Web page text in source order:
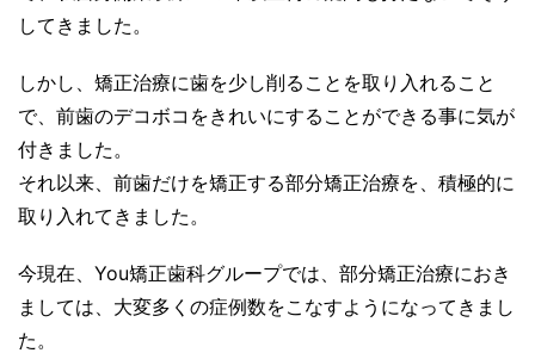
してきました。
しかし、矯正治療に歯を少し削ることを取り入れること
で、前歯のデコボコをきれいにすることができる事に気が
付きました。
それ以来、前歯だけを矯正する部分矯正治療を、積極的に
取り入れてきました。
今現在、You矯正歯科グループでは、部分矯正治療におき
ましては、大変多くの症例数をこなすようになってきまし
た。